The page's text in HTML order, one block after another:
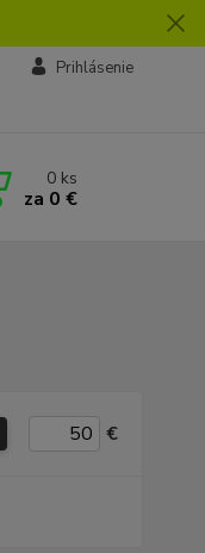
Prihlásenie
0 ks
za 0 €
€